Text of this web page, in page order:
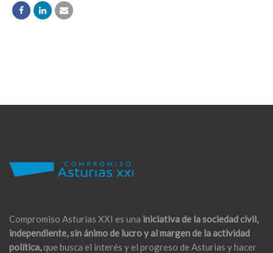
Compromiso Asturias XXI es una iniciativa de la sociedad civil,
independiente, sin ánimo de lucro y al margen de la actividad
política,que busca el interés y el progreso de Asturias y hacer